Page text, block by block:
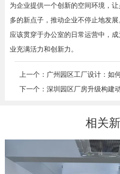
为企业提供一个创新的空间环境，
多的新点子，推动企业不停止地发
应该贯穿于办公室的日常运营中，
业充满活力和创新力。
上一个：广州园区工厂设计：如
下一个：深圳园区厂房升级构建
相关